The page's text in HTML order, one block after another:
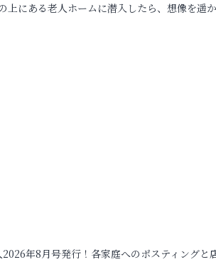
にある老人ホームに潜入したら、想像を遥
2026年8月号発行！各家庭へのポスティングと